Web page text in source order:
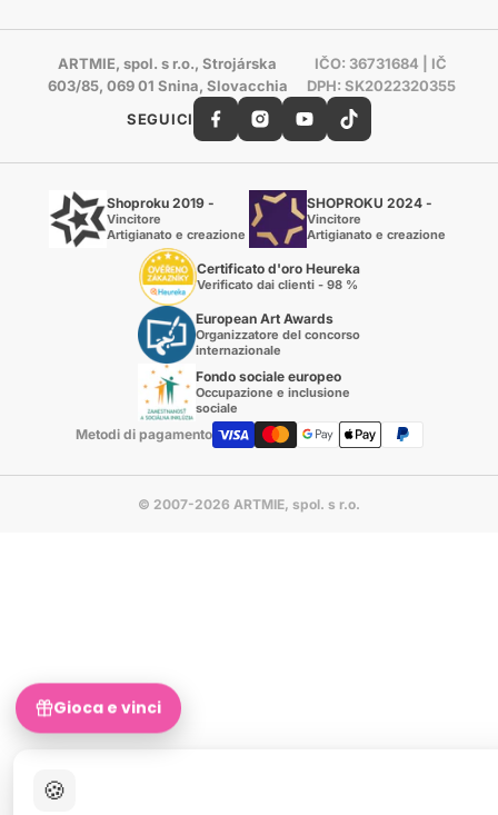
ARTMIE, spol. s r.o., Strojárska
603/85, 069 01 Snina, Slovacchia
IČO: 36731684 | IČ
DPH: SK2022320355
SEGUICI
Shoproku 2019 -
Vincitore
Artigianato e creazione
SHOPROKU 2024 -
Vincitore
Artigianato e creazione
Certificato d'oro Heureka
Verificato dai clienti - 98 %
European Art Awards
Organizzatore del concorso
internazionale
Fondo sociale europeo
Occupazione e inclusione
sociale
Metodi di pagamento
© 2007-2026 ARTMIE, spol. s r.o.
🍪
Gioca e vinci